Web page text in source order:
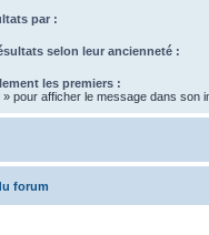
par :
selon leur ancienneté :
les premiers :
pour afficher le message dans son
forum